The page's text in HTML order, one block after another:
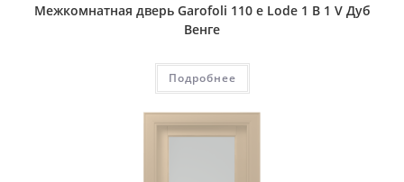
Межкомнатная дверь Garofoli 110 e Lode 1 B 1 V Дуб
Венге
Подробнее